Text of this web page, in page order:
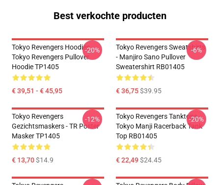
Best verkochte producten
Tokyo Revengers Hoodies -
Tokyo Revengers Pullover
Hoodie TP1405
€ 39,51 - € 45,95
-20%
Tokyo Revengers Sweatshirts
- Manjiro Sano Pullover
Sweatershirt RB01405
€ 36,75$39.95
-6%
Tokyo Revengers
Gezichtsmaskers - TR Poster
Masker TP1405
€ 13,70$14.9
-12%
Tokyo Revengers Tanktops -
Tokyo Manji Racerback Tank
Top RB01405
€ 22,49$24.45
-20%